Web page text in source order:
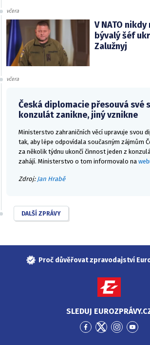
včera
V NATO
bývalý šéf
Zalužnyj
včera
Česká diplomacie přesouvá své
konzulát zanikne, jiný vznikne
Ministerstvo zahraničních věcí upravuje svou
tak, aby lépe odpovídala současným zájmům
za několik týdnu ukončí činnost jeden z
zahájí. Ministerstvo o tom informovalo na
Zdroj: Jan Hrabě
DALŠÍ ZPRÁVY
Proč důvěřovat zpravodajství
SLEDUJ
PřejítPřejítPřejítPřejít